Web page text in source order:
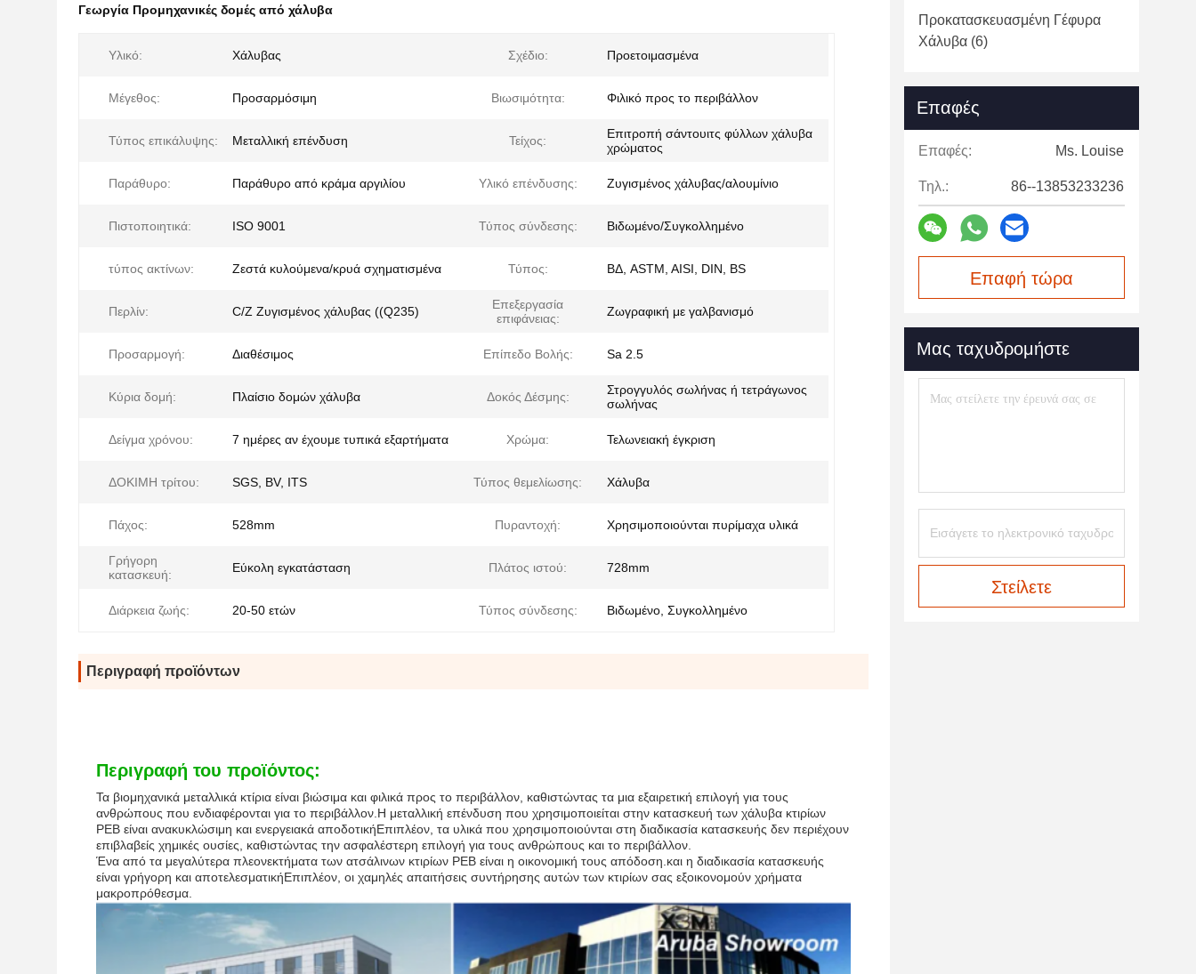
Γεωργία Προμηχανικές δομές από χάλυβα
Υλικό: Χάλυβας Σχέδιο: Προετοιμασμένα
Μέγεθος: Προσαρμόσιμη Βιωσιμότητα: Φιλικό προς το περιβάλλον
Τύπος επικάλυψης: Μεταλλική επένδυση Τείχος:
Επιτροπή σάντουιτς φύλλων χάλυβα
χρώματος
Παράθυρο: Παράθυρο από κράμα αργιλίου Υλικό επένδυσης: Ζυγισμένος χάλυβας/αλουμίνιο
Πιστοποιητικά: ISO 9001 Τύπος σύνδεσης: Βιδωμένο/Συγκολλημένο
τύπος ακτίνων: Ζεστά κυλούμενα/κρυά σχηματισμένα Τύπος: ΒΔ, ASTM, AISI, DIN, BS
Περλίν: C/Z Ζυγισμένος χάλυβας ((Q235)
Επεξεργασία
επιφάνειας:
Ζωγραφική με γαλβανισμό
Προσαρμογή: Διαθέσιμος Επίπεδο Βολής: Sa 2.5
Κύρια δομή: Πλαίσιο δομών χάλυβα Δοκός Δέσμης:
Στρογγυλός σωλήνας ή τετράγωνος
σωλήνας
Δείγμα χρόνου: 7 ημέρες αν έχουμε τυπικά εξαρτήματα Χρώμα: Τελωνειακή έγκριση
ΔΟΚΙΜΗ τρίτου: SGS, BV, ITS Τύπος θεμελίωσης: Χάλυβα
Πάχος: 528mm Πυραντοχή: Χρησιμοποιούνται πυρίμαχα υλικά
Γρήγορη
κατασκευή:
Εύκολη εγκατάσταση Πλάτος ιστού: 728mm
Διάρκεια ζωής: 20-50 ετών Τύπος σύνδεσης: Βιδωμένο, Συγκολλημένο
Περιγραφή προϊόντων
Περιγραφή του προϊόντος:
Τα βιομηχανικά μεταλλικά κτίρια είναι βιώσιμα και φιλικά προς το περιβάλλον, καθιστώντας τα μια εξαιρετική επιλογή για τους
ανθρώπους που ενδιαφέρονται για το περιβάλλον.Η μεταλλική επένδυση που χρησιμοποιείται στην κατασκευή των χάλυβα κτιρίων
PEB είναι ανακυκλώσιμη και ενεργειακά αποδοτικήΕπιπλέον, τα υλικά που χρησιμοποιούνται στη διαδικασία κατασκευής δεν περιέχουν
επιβλαβείς χημικές ουσίες, καθιστώντας την ασφαλέστερη επιλογή για τους ανθρώπους και το περιβάλλον.
Ένα από τα μεγαλύτερα πλεονεκτήματα των ατσάλινων κτιρίων PEB είναι η οικονομική τους απόδοση.και η διαδικασία κατασκευής
είναι γρήγορη και αποτελεσματικήΕπιπλέον, οι χαμηλές απαιτήσεις συντήρησης αυτών των κτιρίων σας εξοικονομούν χρήματα
μακροπρόθεσμα.
Προκατασκευασμένη Γέφυρα
Χάλυβα (6)
Επαφές
Επαφές: Ms. Louise
Τηλ.: 86--13853233236
Επαφή τώρα
Μας ταχυδρομήστε
Στείλετε